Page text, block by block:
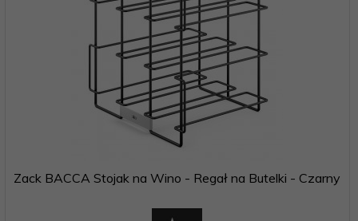
Zack BACCA Stojak na Wino - Regał na Butelki - Czarny